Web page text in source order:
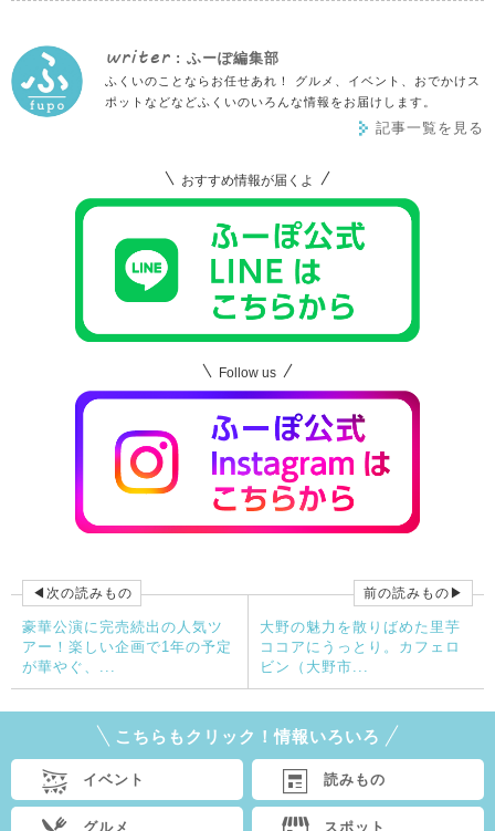
writer : ふーぽ編集部
ふくいのことならお任せあれ！ グルメ、イベント、おでかけス
ポットなどなどふくいのいろんな情報をお届けします。
記事一覧を見る
おすすめ情報が届くよ
Follow us
◀次の読みもの
豪華公演に完売続出の人気ツ
アー！楽しい企画で1年の予定
が華やぐ、...
前の読みもの▶
大野の魅力を散りばめた里芋
ココアにうっとり。カフェロ
ビン（大野市...
こちらもクリック！情報いろいろ
イベント 読みもの
グルメ スポット